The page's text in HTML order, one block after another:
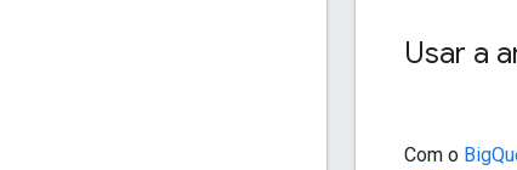
Usar a
Com o